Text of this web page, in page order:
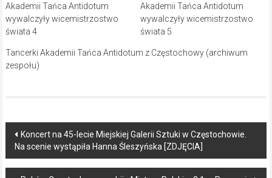
Tancerki Akademii Tańca Antidotum z Częstochowy (archiwum
zespołu)
Post
navigation
Koncert na 45-lecie Miejskiej Galerii Sztuki w Częstochowie.
Na scenie wystąpiła Hanna Śleszyńska [ZDJĘCIA]